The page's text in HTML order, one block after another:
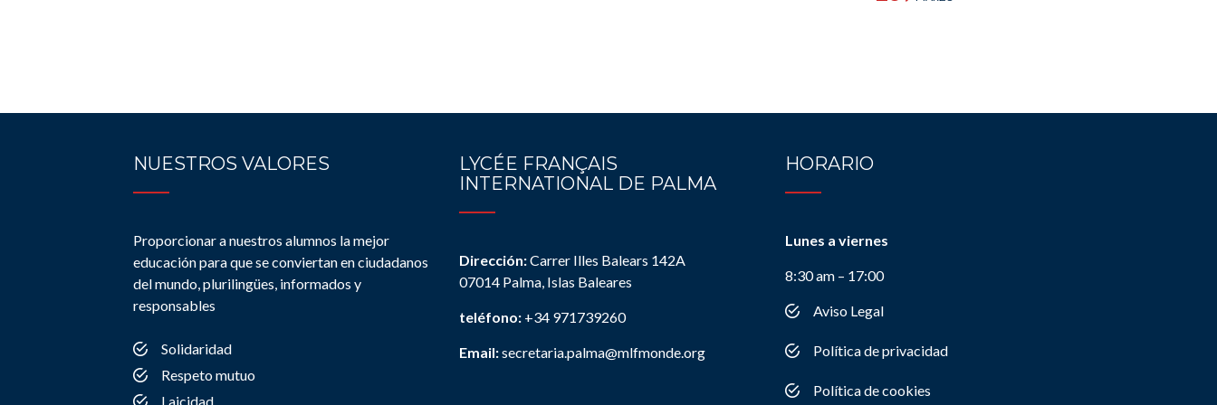
NUESTROS VALORES
Proporcionar a nuestros alumnos la mejor
educación para que se conviertan en ciudadanos
del mundo, plurilingües, informados y
responsables
Solidaridad
Respeto mutuo
Laicidad
LYCÉE FRANÇAIS
INTERNATIONAL DE PALMA
Dirección:Carrer Illes Balears 142A
07014 Palma, Islas Baleares
teléfono: +34 971739260
Email:secretaria.palma@mlfmonde.org
HORARIO
Lunes a viernes
8:30 am – 17:00
Aviso Legal
Política de privacidad
Política de cookies